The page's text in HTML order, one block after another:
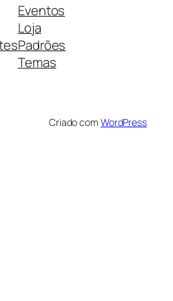
Eventos
Loja
Padrões
Temas
Criado com WordPress